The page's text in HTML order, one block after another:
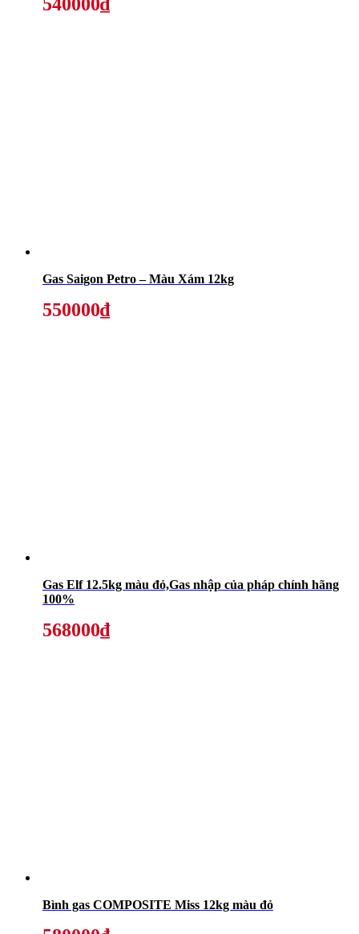
Gas Saigon Petro – Màu Xám 12kg
550000₫
Gas Elf 12.5kg màu đỏ,Gas nhập của pháp chính hãng
100%
568000₫
Bình gas COMPOSITE Miss 12kg màu đỏ